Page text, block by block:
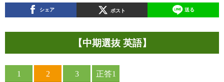
シェア ポスト 送る
【中期選抜 英語】